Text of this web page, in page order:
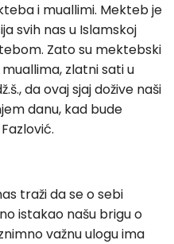
i muallimi. Mekteb je
svih nas u Islamskoj
Zato su mektebski
zlatni sati u
da ovaj sjaj dožive naši
danu, kad bude
traži da se o sebi
istakao našu brigu o
važnu ulogu ima